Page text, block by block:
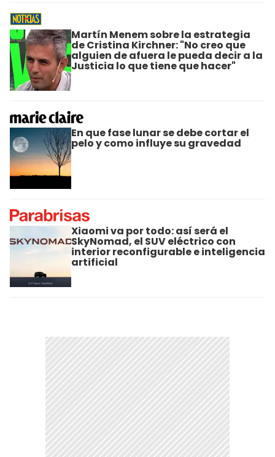
Martín Menem sobre la estrategia
de Cristina Kirchner: "No creo que
alguien de afuera le pueda decir a la
Justicia lo que tiene que hacer"
En que fase lunar se debe cortar el
pelo y como influye su gravedad
Xiaomi va por todo: así será el
SkyNomad, el SUV eléctrico con
interior reconfigurable e inteligencia
artificial